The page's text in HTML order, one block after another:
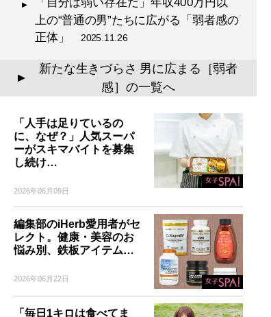
上の“普通の男”たちに広がる「弱者感の
正体」 2025.11.26
▲
新たな生きづらさ 男に広まる［弱者
感］の一覧へ
「人手は足りているの
に、なぜ？」人気スーパ
ーがスキマバイトを募集
し続け…
2026年06月09日
編集部のiHerb愛用者がセ
レクト。健康・美容のお
悩み別、鉄板アイテム…
2026年06月22日
「毎日1キロは食べてま